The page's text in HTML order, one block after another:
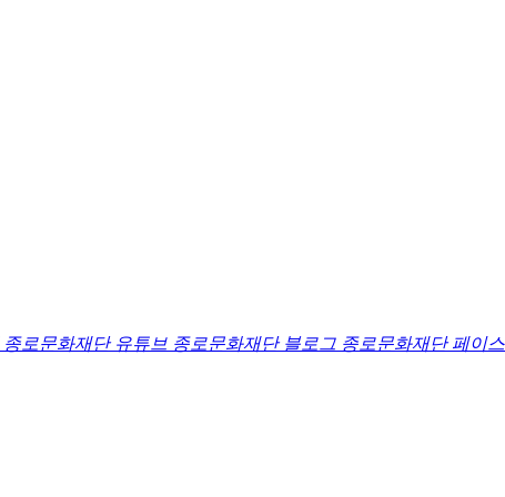
종로문화재단 유튜브 종로문화재단 블로그 종로문화재단 페이